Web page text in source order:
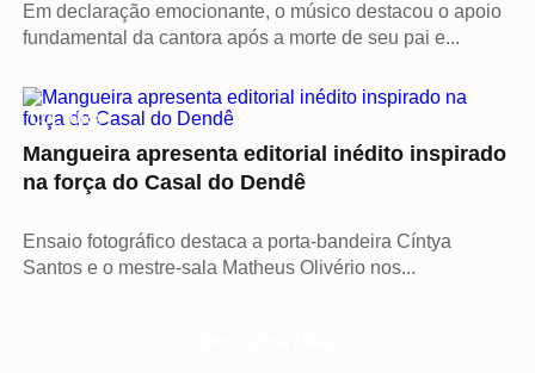
Em declaração emocionante, o músico destacou o apoio
fundamental da cantora após a morte de seu pai e...
CULTURA
Mangueira apresenta editorial inédito inspirado
na força do Casal do Dendê
Ensaio fotográfico destaca a porta-bandeira Cíntya
Santos e o mestre-sala Matheus Olivério nos...